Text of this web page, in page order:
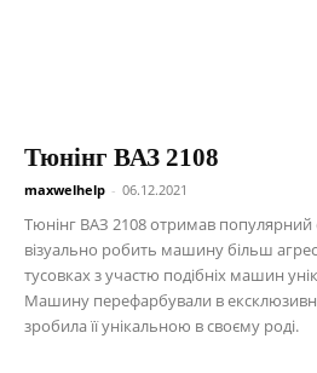
Тюнінг ВАЗ 2108
maxwelhelp - 06.12.2021
Тюнінг ВАЗ 2108 отримав популярний
візуально робить машину більш
тусовках з участю подібніх машин
Машину перефарбували в
зробила її унікальною в своєму роді.